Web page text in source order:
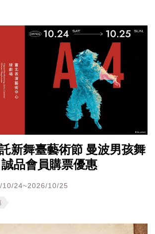
新舞臺藝術節 曼波男孩舞
品會員購票優惠
10/24~2026/10/25